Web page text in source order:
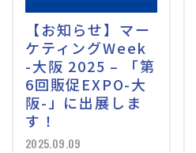
【お知らせ】マー
ケティングWeek
-大阪 2025 – 「第
6回販促EXPO-大
阪-」に出展しま
す！
2025.09.09